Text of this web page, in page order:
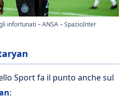
infortunati – ANSA – SpazioInter
Sport fa il punto anche sul
: